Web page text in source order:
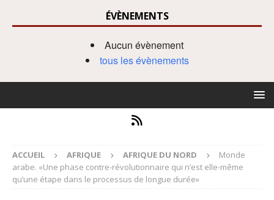
ÉVÈNEMENTS
Aucun évènement
tous les évènements
ACCUEIL AFRIQUE AFRIQUE DU NORD
Monde
arabe. «Une phase contre-révolutionnaire qui n’est elle-même
qu’une étape dans le processus de longue durée»